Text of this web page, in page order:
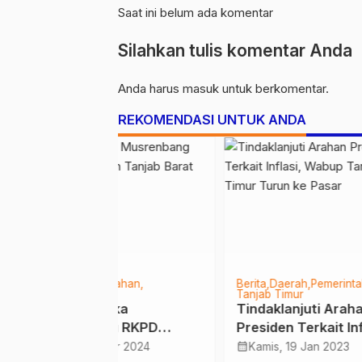
Saat ini belum ada komentar
Silahkan tulis komentar Anda
Anda harus masuk untuk berkomentar.
REKOMENDASI UNTUK ANDA
Kesehatan Tanjab Barat
Meriahkan HKN ke-58,
Dinkes Tanjab Barat
Gelar Kegiatan
PerJuSaMi Hingga
calendar_month Minggu, 13 Nov 2022
Berita
calendar_month